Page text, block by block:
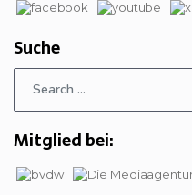
Suche
Mitglied bei: